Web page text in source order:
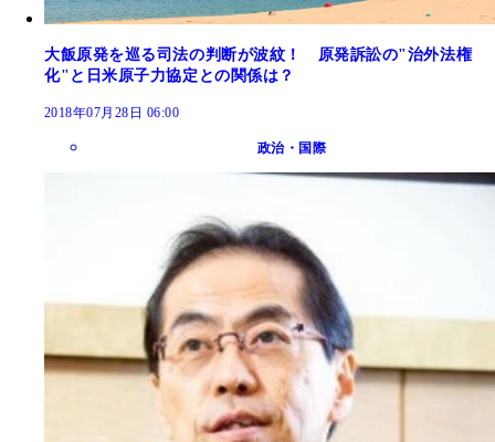
大飯原発を巡る司法の判断が波紋！ 原発訴訟の"治外法権
化"と日米原子力協定との関係は？
2018年07月28日 06:00
政治・国際